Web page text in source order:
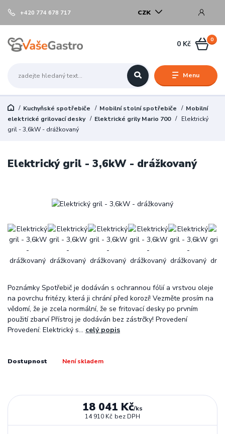
Menu
CZK
+420 774 678 717
0
0 Kč
Kuchyňské spotřebiče Mobilní stolní spotřebiče
Mobilní
elektrické grilovací desky
Elektrické grily Mario 700
Elektrický
gril - 3,6kW - drážkovaný
Elektrický gril - 3,6kW - drážkovaný
Poznámky Spotřebič je dodáván s ochrannou fólií a vrstvou oleje
na povrchu fritézy, která ji chrání před korozí! Vezměte prosím na
vědomí, že je zcela normální, že se fritovací desky po prvním
použití zbarví Přístroj je dodáván bez zástrčky! Provedení
Provedení: Elektrický s... celý popis
Dostupnost Není skladem
18 041 Kč/ks
14 910 Kč bez DPH